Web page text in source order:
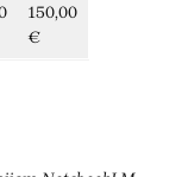
150,00
€